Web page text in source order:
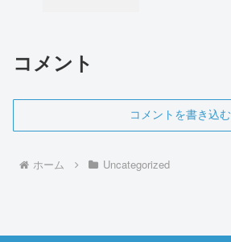
コメント
コメントを書き込む
ホーム Uncategorized